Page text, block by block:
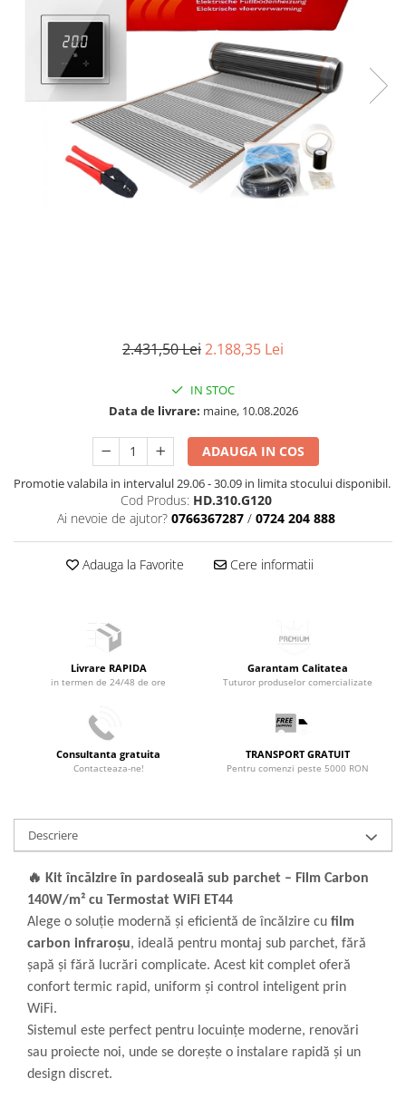
2.431,50 Lei2.188,35 Lei
IN STOC
Data de livrare: maine, 10.08.2026
ADAUGA IN COS
Promotie valabila in intervalul 29.06 - 30.09 in limita stocului disponibil.
Cod Produs: HD.310.G120
Ai nevoie de ajutor? 0766367287 / 0724 204 888
Adauga la Favorite Cere informatii
Livrare RAPIDA
in termen de 24/48 de ore
Garantam Calitatea
Tuturor produselor comercializate
Consultanta gratuita
Contacteaza-ne!
TRANSPORT GRATUIT
Pentru comenzi peste 5000 RON
Descriere
🔥 Kit încălzire în pardoseală sub parchet – Film Carbon
140W/m² cu Termostat WiFi ET44
Alege o soluție modernă și eficientă de încălzire cu film
carbon infraroșu, ideală pentru montaj sub parchet, fără
șapă și fără lucrări complicate. Acest kit complet oferă
confort termic rapid, uniform și control inteligent prin
WiFi.
Sistemul este perfect pentru locuințe moderne, renovări
sau proiecte noi, unde se dorește o instalare rapidă și un
design discret.